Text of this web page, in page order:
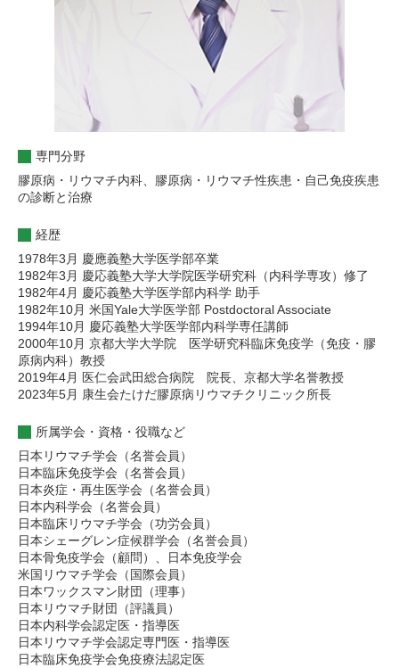
専門分野
膠原病・リウマチ内科、膠原病・リウマチ性疾患・自己免疫疾患
の診断と治療
経歴
1978年3月 慶應義塾大学医学部卒業
1982年3月 慶応義塾大学大学院医学研究科（内科学専攻）修了
1982年4月 慶応義塾大学医学部内科学 助手
1982年10月 米国Yale大学医学部 Postdoctoral Associate
1994年10月 慶応義塾大学医学部内科学専任講師
2000年10月 京都大学大学院 医学研究科臨床免疫学（免疫・膠
原病内科）教授
2019年4月 医仁会武田総合病院 院長、京都大学名誉教授
2023年5月 康生会たけだ膠原病リウマチクリニック所長
所属学会・資格・役職など
日本リウマチ学会（名誉会員）
日本臨床免疫学会（名誉会員）
日本炎症・再生医学会（名誉会員）
日本内科学会（名誉会員）
日本臨床リウマチ学会（功労会員）
日本シェーグレン症候群学会（名誉会員）
日本骨免疫学会（顧問）、日本免疫学会
米国リウマチ学会（国際会員）
日本ワックスマン財団（理事）
日本リウマチ財団（評議員）
日本内科学会認定医・指導医
日本リウマチ学会認定専門医・指導医
日本臨床免疫学会免疫療法認定医